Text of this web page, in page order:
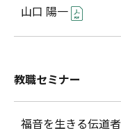
山口 陽一
教職セミナー
福音を生きる――伝道